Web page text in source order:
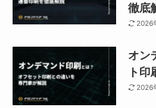
徹底
2026
オン
ト
2026